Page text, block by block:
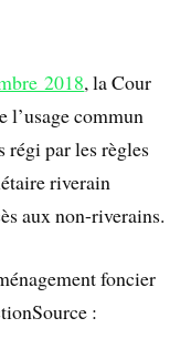
2018, la Cour
l’usage commun
régi par les règles
riverain
aux non-riverains.
foncier
: